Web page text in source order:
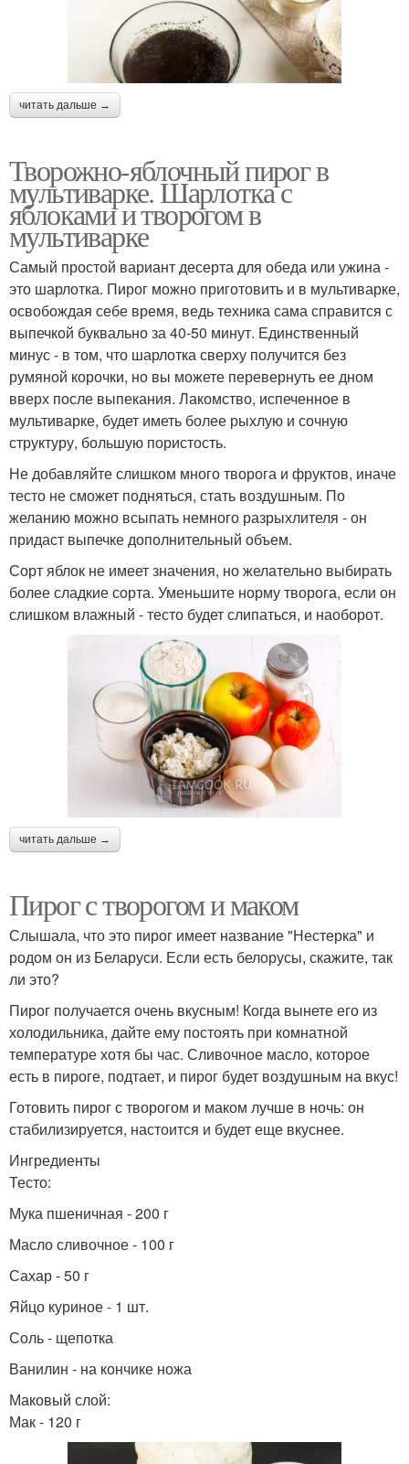
читать дальше →
Творожно-яблочный пирог в
мультиварке. Шарлотка с
яблоками и творогом в
мультиварке
Самый простой вариант десерта для обеда или ужина -
это шарлотка. Пирог можно приготовить и в мультиварке,
освобождая себе время, ведь техника сама справится с
выпечкой буквально за 40-50 минут. Единственный
минус - в том, что шарлотка сверху получится без
румяной корочки, но вы можете перевернуть ее дном
вверх после выпекания. Лакомство, испеченное в
мультиварке, будет иметь более рыхлую и сочную
структуру, большую пористость.
Не добавляйте слишком много творога и фруктов, иначе
тесто не сможет подняться, стать воздушным. По
желанию можно всыпать немного разрыхлителя - он
придаст выпечке дополнительный объем.
Сорт яблок не имеет значения, но желательно выбирать
более сладкие сорта. Уменьшите норму творога, если он
слишком влажный - тесто будет слипаться, и наоборот.
читать дальше →
Пирог с творогом и маком
Слышала, что это пирог имеет название "Нестерка" и
родом он из Беларуси. Если есть белорусы, скажите, так
ли это?
Пирог получается очень вкусным! Когда вынете его из
холодильника, дайте ему постоять при комнатной
температуре хотя бы час. Сливочное масло, которое
есть в пироге, подтает, и пирог будет воздушным на вкус!
Готовить пирог с творогом и маком лучше в ночь: он
стабилизируется, настоится и будет еще вкуснее.
Ингредиенты
Тесто:
Мука пшеничная - 200 г
Масло сливочное - 100 г
Сахар - 50 г
Яйцо куриное - 1 шт.
Соль - щепотка
Ванилин - на кончике ножа
Маковый слой:
Мак - 120 г